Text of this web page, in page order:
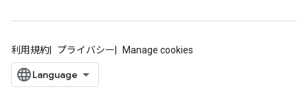
利用規約 プライバシー Manage cookies